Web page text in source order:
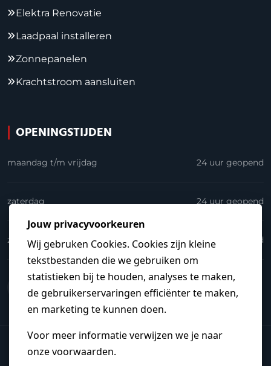
Elektra Renovatie
Laadpaal installeren
Zonnepanelen
Krachtstroom aansluiten
OPENINGSTIJDEN
maandag t/m vrijdag 24 uur geopend
zaterdag 24 uur geopend
zondag 24 uur geopend
© 2026Elektrakoning.nl